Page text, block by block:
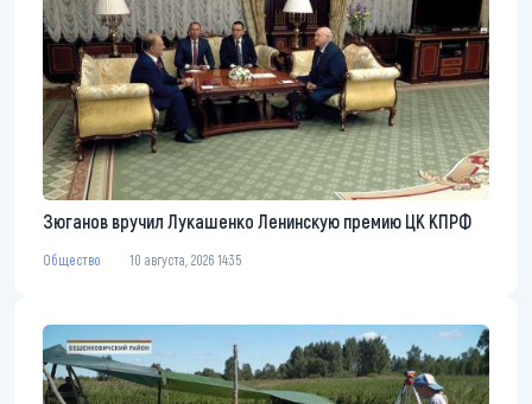
Зюганов вручил Лукашенко Ленинскую премию ЦК КПРФ
Общество 10 августа, 2026 14:35